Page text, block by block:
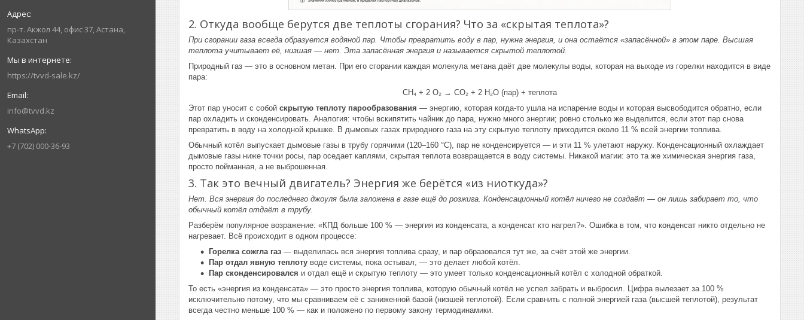
пр-т. Акжол 44, офис 37, Астана,
Казахстан
https://tvvd-sale.kz/
info@tvvd.kz
+7 (702) 000-36-93
2. Откуда вообще берутся две теплоты сгорания? Что за «скрытая теплота»?
При сгорании газа всегда образуется водяной пар. Чтобы превратить воду в пар, нужна энергия, и она остаётся «запасённой» в этом паре. Высшая
теплота учитывает её, низшая — нет. Эта запасённая энергия и называется скрытой теплотой.
Природный газ — это в основном метан. При его сгорании каждая молекула метана даёт две молекулы воды, которая на выходе из горелки находится в виде
пара:
CH₄ + 2 O₂ → CO₂ + 2 H₂O (пар) + теплота
Этот пар уносит с собой скрытую теплоту парообразования — энергию, которая когда-то ушла на испарение воды и которая высвободится обратно, если
пар охладить и сконденсировать. Аналогия: чтобы вскипятить чайник до пара, нужно много энергии; ровно столько же выделится, если этот пар снова
превратить в воду на холодной крышке. В дымовых газах природного газа на эту скрытую теплоту приходится около 11 % всей энергии топлива.
Обычный котёл выпускает дымовые газы в трубу горячими (120–160 °C), пар не конденсируется — и эти 11 % улетают наружу. Конденсационный охлаждает
дымовые газы ниже точки росы, пар оседает каплями, скрытая теплота возвращается в воду системы. Никакой магии: это та же химическая энергия газа,
просто пойманная, а не выброшенная.
3. Так это вечный двигатель? Энергия же берётся «из ниоткуда»?
Нет. Вся энергия до последнего джоуля была заложена в газе ещё до розжига. Конденсационный котёл ничего не создаёт — он лишь забирает то, что
обычный котёл отдаёт в трубу.
Разберём популярное возражение: «КПД больше 100 % — энергия из конденсата, а конденсат кто нагрел?». Ошибка в том, что конденсат никто отдельно не
нагревает. Всё происходит в одном процессе:
Горелка сожгла газ — выделилась вся энергия топлива сразу, и пар образовался тут же, за счёт этой же энергии.
Пар отдал явную теплоту воде системы, пока остывал, — это делает любой котёл.
Пар сконденсировался и отдал ещё и скрытую теплоту — это умеет только конденсационный котёл с холодной обраткой.
То есть «энергия из конденсата» — это просто энергия топлива, которую обычный котёл не успел забрать и выбросил. Цифра вылезает за 100 %
исключительно потому, что мы сравниваем её с заниженной базой (низшей теплотой). Если сравнить с полной энергией газа (высшей теплотой), результат
всегда честно меньше 100 % — как и положено по первому закону термодинамики.